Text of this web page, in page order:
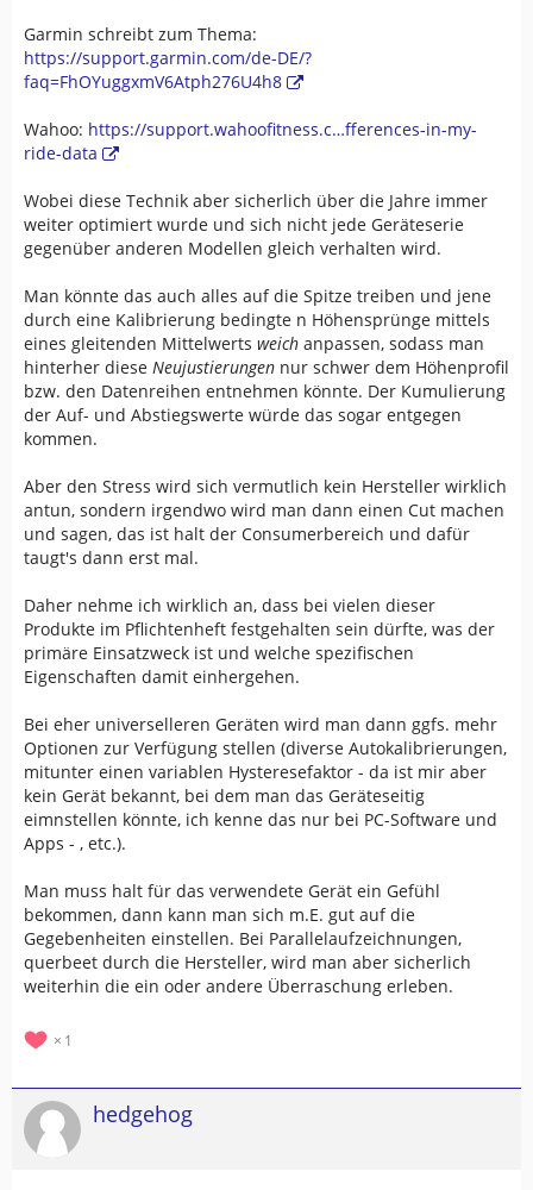
eine mehr als dürftige Dokumentation, die uns dabei
hilft. Im genannten Thread hatte halt der Nutzer sich für
eine (fortwährende) Autokalibrierung durch GPS Höhe
wenn die GPS Verbindung dürftig ist, zu gehäuften
Fehlern in Höhenaufzeichnung kommt.
Hier noch die Dokuseite dazu:
https://manual.twonav.com/manu…
i_roc/#!527hhenmesser.htm
Garmin schreibt zum Thema:
https://support.garmin.com/de-DE/?
faq=FhOYuggxmV6Atph276U4h8
Wahoo: https://support.wahoofitness.c…fferences-in-my-
ride-data
Wobei diese Technik aber sicherlich über die Jahre immer
weiter optimiert wurde und sich nicht jede Geräteserie
gegenüber anderen Modellen gleich verhalten wird.
Man könnte das auch alles auf die Spitze treiben und jene
durch eine Kalibrierung bedingte n Höhensprünge mittels
eines gleitenden Mittelwerts weich anpassen, sodass man
hinterher diese Neujustierungen nur schwer dem Höhenprofil
bzw. den Datenreihen entnehmen könnte. Der Kumulierung
der Auf- und Abstiegswerte würde das sogar entgegen
kommen.
Aber den Stress wird sich vermutlich kein Hersteller wirklich
antun, sondern irgendwo wird man dann einen Cut machen
und sagen, das ist halt der Consumerbereich und dafür
taugt's dann erst mal.
Daher nehme ich wirklich an, dass bei vielen dieser
Produkte im Pflichtenheft festgehalten sein dürfte, was der
primäre Einsatzweck ist und welche spezifischen
Eigenschaften damit einhergehen.
Bei eher universelleren Geräten wird man dann ggfs. mehr
Optionen zur Verfügung stellen (diverse Autokalibrierungen,
mitunter einen variablen Hysteresefaktor - da ist mir aber
kein Gerät bekannt, bei dem man das Geräteseitig
eimnstellen könnte, ich kenne das nur bei PC-Software und
Apps - , etc.).
Man muss halt für das verwendete Gerät ein Gefühl
bekommen, dann kann man sich m.E. gut auf die
Gegebenheiten einstellen. Bei Parallelaufzeichnungen,
querbeet durch die Hersteller, wird man aber sicherlich
weiterhin die ein oder andere Überraschung erleben.
1
hedgehog